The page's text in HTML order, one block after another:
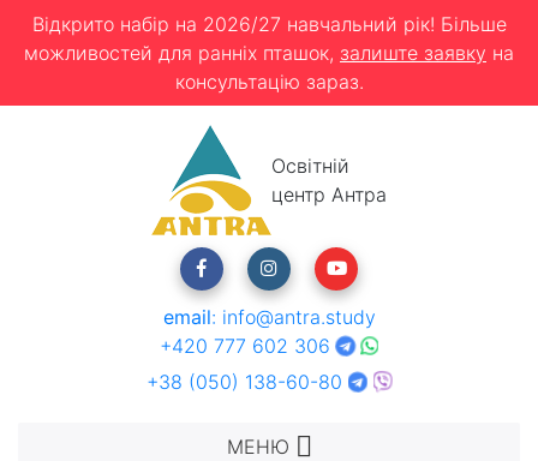
Відкрито набір на 2026/27 навчальний рік! Більше
можливостей для ранніх пташок, залиште заявку на
консультацію зараз.
Освітній
центр Антра
email: info@antra.study
+420 777 602 306
+38 (050) 138-60-80
МЕНЮ